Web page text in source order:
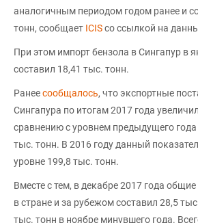
аналогичным периодом годом ранее и
тонн, сообщает ICISсо ссылкой на
При этом импорт бензола в Сингапур в
составил 18,41 тыс. тонн.
Ранеесообщалось, что экспортные
Сингапура по итогам 2017 года
сравнению с уровнем предыдущего года
тыс. тонн. В 2016 году данный
уровне 199,8 тыс. тонн.
Вместе с тем, в декабре 2017 года
в стране и за рубежом составил 28,5
тыс. тонн в ноябре минувшего года.